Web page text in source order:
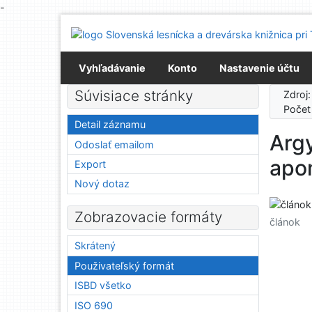
-
Prejsť na menu
Prehlásenie o webovej prístupnosti
Vyhľadávanie
Konto Nastavenie účtu
článok
Súvisiace stránky
Detail záznamu
Odoslať emailom
Export
Nový dotaz
Zobrazovacie formáty
Skrátený
Použivateľský formát
ISBD všetko
ISO 690